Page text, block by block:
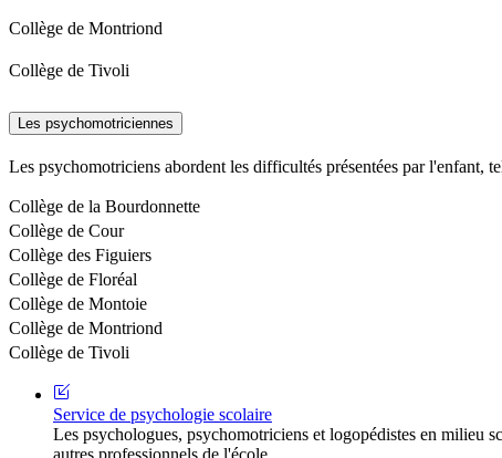
Collège de Montriond
Collège de Tivoli
Les psychomotriciennes
Les psychomotriciens abordent les difficultés présentées par l'enfant,
Collège de la Bourdonnette
Collège de Cour
Collège des Figuiers
Collège de Floréal
Collège de Montoie
Collège de Montriond
Collège de Tivoli
Service de psychologie scolaire
Les psychologues, psychomotriciens et logopédistes en milieu
autres professionnels de l'école.